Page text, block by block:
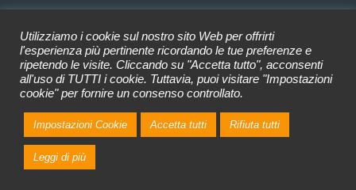
Impresa Paganessi Srl © 2022 •
Privacy Policy•Cookie Policy• WEB DEVELOPER: BTecno Srl
Utilizziamo i cookie sul nostro sito Web per offrirti
l'esperienza più pertinente ricordando le tue preferenze e
ripetendo le visite. Cliccando su "Accetta tutto", acconsenti
all'uso di TUTTI i cookie. Tuttavia, puoi visitare "Impostazioni
cookie" per fornire un consenso controllato.
Impostazioni Cookie Accetta tutti Rifiuta tutti
Leggi di più